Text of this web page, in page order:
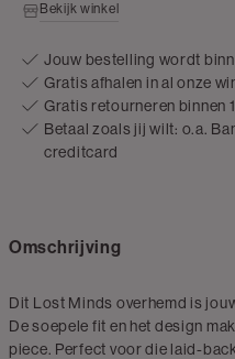
Bekijk winkel
Jouw bestelling wordt
Gratis afhalen in al onze
Gratis retourneren binnen
Betaal zoals jij wilt: o.a.
creditcard
Omschrijving
Dit Lost Minds overhemd is
De soepele fit en het design
piece. Perfect voor die laid-